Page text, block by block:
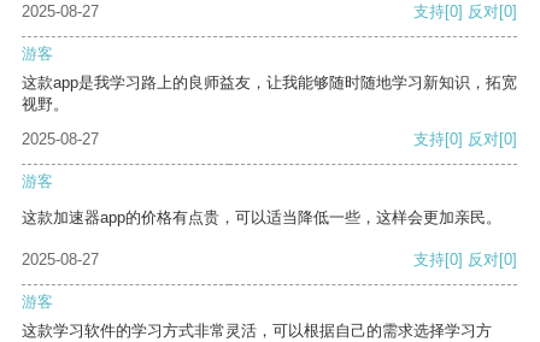
2025-08-27 支持[0] 反对[0]
游客
这款app是我学习路上的良师益友，让我能够随时随地学习新知识，拓宽
视野。
2025-08-27
支持[0] 反对[0]
游客
这款加速器app的价格有点贵，可以适当降低一些，这样会更加亲民。
2025-08-27 支持[0] 反对[0]
游客
这款学习软件的学习方式非常灵活，可以根据自己的需求选择学习方